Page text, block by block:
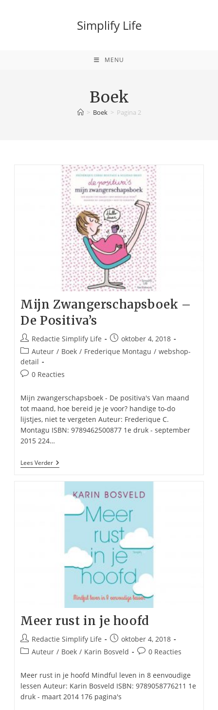
Simplify Life
MENU
Boek
> Boek > Pagina 2
Mijn Zwangerschapsboek –
De Positiva’s
Bericht
auteur:
Redactie Simplify Life
Bericht
gepubliceerd
op:
oktober 4, 2018
Berichtcategorie:
Auteur / Boek / Frederique Montagu / webshop-
detail
Bericht0 Reacties
Mijn zwangerschapsboek - De positiva's Van maand
tot maand, hoe bereid je je voor? handige to-do
lijstjes, niet te vergeten Auteur: Frederique C.
Montagu ISBN: 9789462500877 1e druk - september
2015 224…
Lees VerderMijn
Zwangerschapsboek
Positiva’s
Meer rust in je hoofd
Bericht
auteur:
Redactie Simplify Life
Bericht
gepubliceerd
oktober 4, 2018
Berichtcategorie:
Auteur / Boek / Karin Bosveld
Bericht0 Reacties
Meer rust in je hoofd Mindful leven in 8 eenvoudige
lessen Auteur: Karin Bosveld ISBN: 9789058776211 1e
druk - maart 2014 176 pagina's